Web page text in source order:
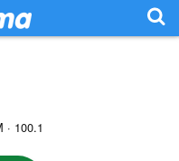
· 100.1